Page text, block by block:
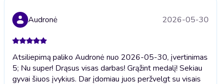
Audronė 2026-05-30
Atsiliepimą paliko Audronė nuo 2026-05-30, įvertinimas
5; Nu super! Drąsus visas darbas! Grąžint medalį! Sekiau
gyvai šiuos įvykius. Dar įdomiau juos peržvelgt su visais